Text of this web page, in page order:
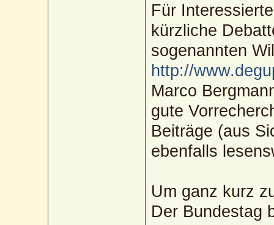
Für
kürzliche
sogenannten
http://
Marco
gute
Beiträge (aus
ebenfalls
Um ganz kurz
Der Bundestag